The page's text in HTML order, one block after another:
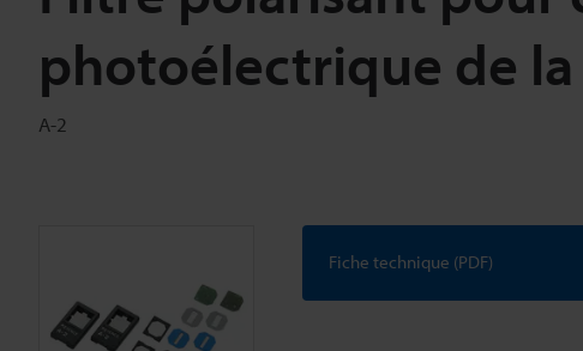
photoélectrique de la
A-2
Fiche technique (PDF)